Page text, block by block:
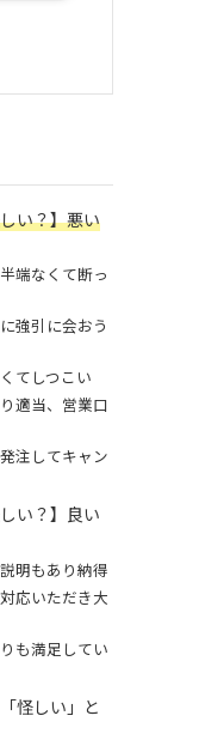
い？】悪い
端なくて断っ
強引に会おう
てしつこい
適当、営業口
注してキャン
い？】良い
明もあり納得
応いただき大
も満足してい
怪しい」と